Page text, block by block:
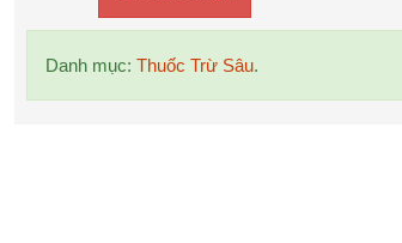
Danh mục: Thuốc Trừ Sâu.